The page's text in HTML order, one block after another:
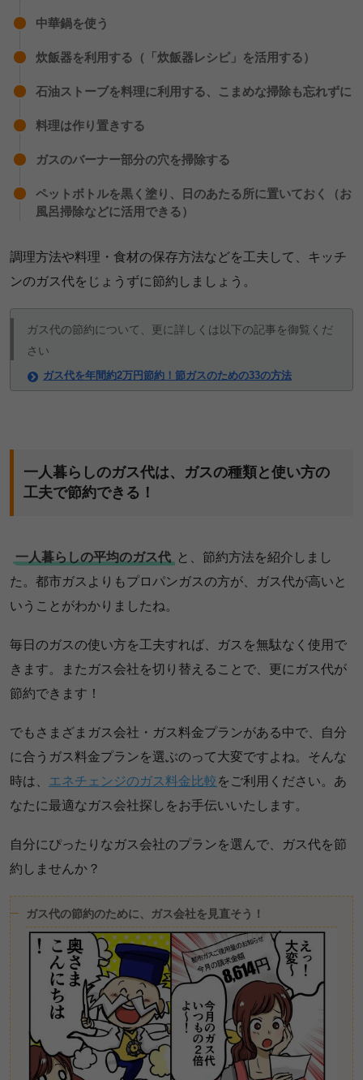
中華鍋を使う
炊飯器を利用する（「炊飯器レシピ」を活用する）
石油ストーブを料理に利用する、こまめな掃除も忘れずに
料理は作り置きする
ガスのバーナー部分の穴を掃除する
ペットボトルを黒く塗り、日のあたる所に置いておく（お
風呂掃除などに活用できる）
調理方法や料理・食材の保存方法などを工夫して、キッチ
ンのガス代をじょうずに節約しましょう。
ガス代の節約について、更に詳しくは以下の記事を御覧くだ
さい
ガス代を年間約2万円節約！節ガスのための33の方法
一人暮らしのガス代は、ガスの種類と使い方の
工夫で節約できる！
一人暮らしの平均のガス代 と、節約方法を紹介しまし
た。都市ガスよりもプロパンガスの方が、ガス代が高いと
いうことがわかりましたね。
毎日のガスの使い方を工夫すれば、ガスを無駄なく使用で
きます。またガス会社を切り替えることで、更にガス代が
節約できます！
でもさまざまガス会社・ガス料金プランがある中で、自分
に合うガス料金プランを選ぶのって大変ですよね。そんな
時は、 エネチェンジのガス料金比較をご利用ください。あ
なたに最適なガス会社探しをお手伝いいたします。
自分にぴったりなガス会社のプランを選んで、ガス代を節
約しませんか？
ガス代の節約のために、ガス会社を見直そう！